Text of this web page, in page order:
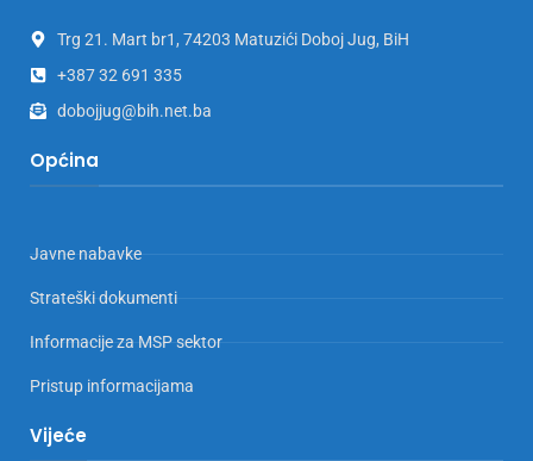
Trg 21. Mart br1, 74203 Matuzići Doboj Jug, BiH
+387 32 691 335
dobojjug@bih.net.ba
Općina
Javne nabavke
Strateški dokumenti
Informacije za MSP sektor
Pristup informacijama
Vijeće